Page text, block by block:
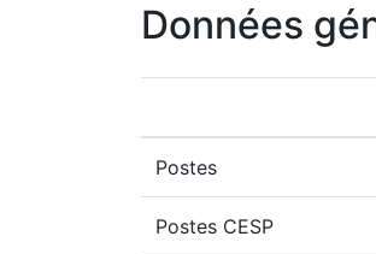
Données
Postes
Postes CESP